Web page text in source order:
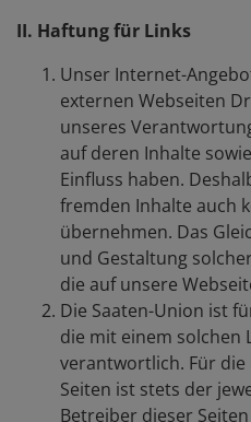
II. Haftung für Links
Unser Internet-
externen Webseiten
unseres
auf deren Inhalte
Einfluss haben.
fremden Inhalte auch
übernehmen. Das
und Gestaltung
die auf unsere
Die Saaten-Union ist
die mit einem solchen
verantwortlich. Für
Seiten ist stets der
Betreiber dieser